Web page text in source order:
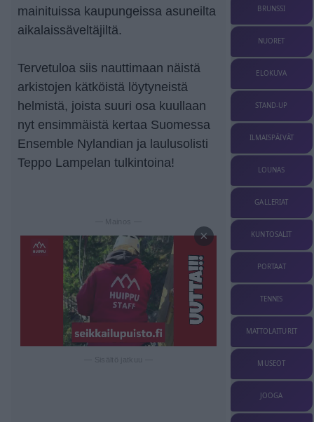
mainituissa kaupungeissa asuneilta
aikalaissäveltäjiltä.
Tervetuloa siis nauttimaan näistä
arkistojen kätköistä löytyneistä
helmistä, joista suuri osa kuullaan
nyt ensimmäistä kertaa Suomessa
Ensemble Nylandian ja laulusolisti
Teppo Lampelan tulkintoina!
— Mainos —
×
BRUNSSI
NUORET
ELOKUVA
STAND-UP
ILMAISPÄIVÄT
LOUNAS
GALLERIAT
KUNTOSALIT
PORTAAT
TENNIS
MATTOLAITURIT
MUSEOT
JOOGA